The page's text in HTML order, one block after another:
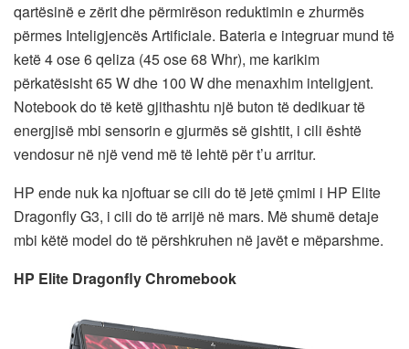
qartësinë e zërit dhe përmirëson reduktimin e zhurmës
përmes Inteligjencës Artificiale. Bateria e integruar mund të
ketë 4 ose 6 qeliza (45 ose 68 Whr), me karikim
përkatësisht 65 W dhe 100 W dhe menaxhim inteligjent.
Notebook do të ketë gjithashtu një buton të dedikuar të
energjisë mbi sensorin e gjurmës së gishtit, i cili është
vendosur në një vend më të lehtë për t’u arritur.
HP ende nuk ka njoftuar se cili do të jetë çmimi i HP Elite
Dragonfly G3, i cili do të arrijë në mars. Më shumë detaje
mbi këtë model do të përshkruhen në javët e mëparshme.
HP Elite Dragonfly Chromebook